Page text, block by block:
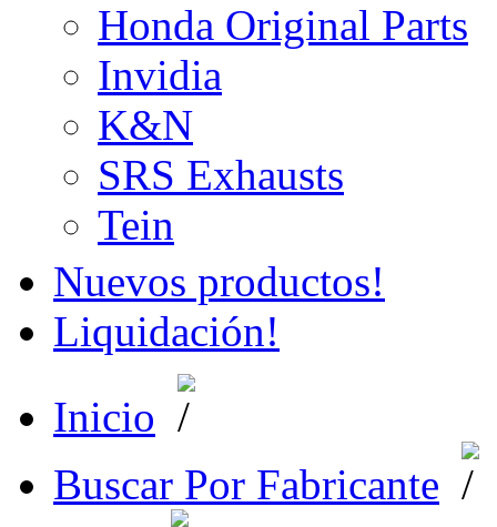
Honda Original Parts
Invidia
K&N
SRS Exhausts
Tein
Nuevos productos!
Liquidación!
Inicio
Buscar Por Fabricante